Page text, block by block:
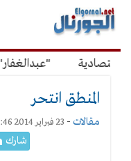
القائمة
الرئيسية
"عبدالغفار"
المنطق انتحر
مقالات - 23 فبراير 2014 8:46 ص
شارك